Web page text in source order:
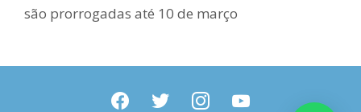
são prorrogadas até 10 de março
facebooktwitter instagramyoutube